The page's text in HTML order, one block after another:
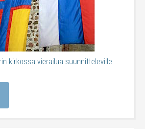
kirkossa vierailua suunnitteleville.